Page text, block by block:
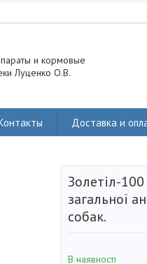
и кормовые
Луценко О.В.
Доставка и
Золетіл-
загальної
собак.
В наявності